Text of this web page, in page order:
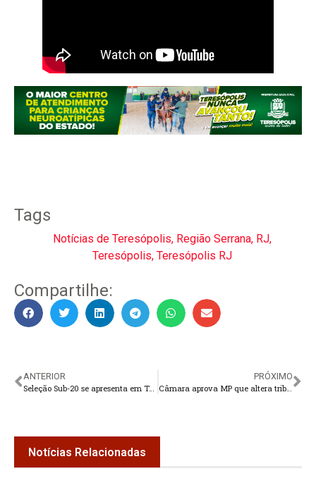
Tags
Notícias de Teresópolis, Região Serrana, RJ,
Teresópolis, Teresópolis RJ
Compartilhe:
ANTERIOR
Seleção Sub-20 se apresenta em Teresópolis
PRÓXIMO
Câmara aprova MP que altera tributação de PIS e Cofins sobre etanol
Notícias Relacionadas